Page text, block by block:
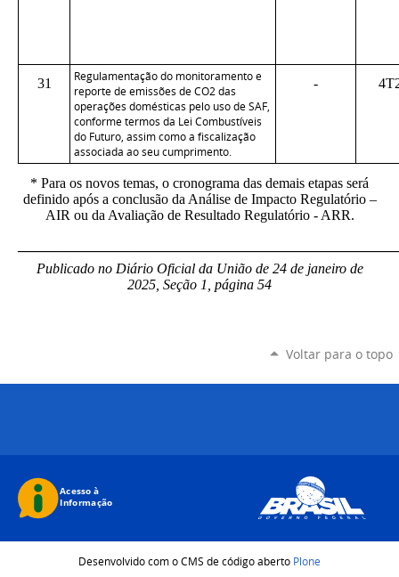
31
Regulamentação do monitoramento e
reporte de emissões de CO2 das
operações domésticas pelo uso de SAF,
conforme termos da Lei Combustíveis
do Futuro, assim como a fiscalização
associada ao seu cumprimento.
-
* Para os novos temas, o cronograma das demais etapas será
definido após a conclusão da Análise de Impacto Regulatório –
AIR ou da Avaliação de Resultado Regulatório - ARR.
Publicado no Diário Oficial da União de 24 de janeirode
2025, Seção 1, página 54
Voltar para o topo
Desenvolvido com o CMS de código aberto Plone